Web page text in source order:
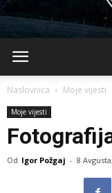
Naslovnica Moje vijesti
Moje vijesti
Od Igor Požgaj - 8